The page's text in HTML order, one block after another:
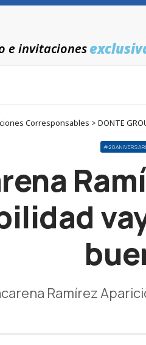
e invitaciones
Corresponsables > DONTE
Ramírez